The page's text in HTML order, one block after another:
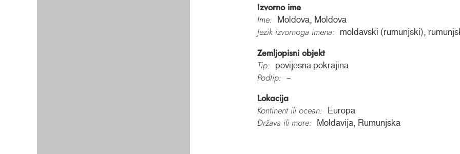
Izvorno ime
Ime:
Moldova, Moldova
Jezik izvornoga imena: moldavski (rumunjski),
Zemljopisni objekt
Tip:
povijesna pokrajina
Podtip: –
Lokacija
Kontinent ili ocean:
Europa
Država ili more: Moldavija, Rumunjska